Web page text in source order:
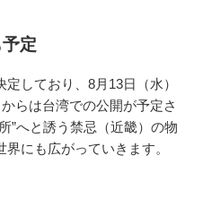
定
しており、8月13日（水）
らは台湾での公開が予定さ
”へと誘う禁忌（近畿）の物
にも広がっていきます。